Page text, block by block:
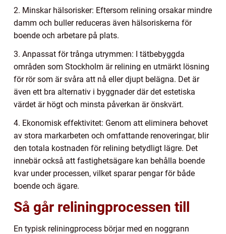
2. Minskar hälsorisker: Eftersom relining orsakar mindre
damm och buller reduceras även hälsoriskerna för
boende och arbetare på plats.
3. Anpassat för trånga utrymmen: I tätbebyggda
områden som Stockholm är relining en utmärkt lösning
för rör som är svåra att nå eller djupt belägna. Det är
även ett bra alternativ i byggnader där det estetiska
värdet är högt och minsta påverkan är önskvärt.
4. Ekonomisk effektivitet: Genom att eliminera behovet
av stora markarbeten och omfattande renoveringar, blir
den totala kostnaden för relining betydligt lägre. Det
innebär också att fastighetsägare kan behålla boende
kvar under processen, vilket sparar pengar för både
boende och ägare.
Så går reliningprocessen till
En typisk reliningprocess börjar med en noggrann